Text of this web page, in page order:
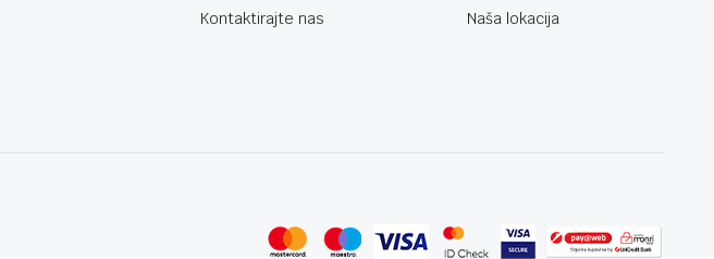
Kontaktirajte nas
Naša lokacija